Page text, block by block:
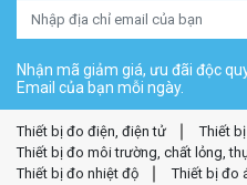
Nhận mã giảm giá, ưu đãi độc
Email của bạn mỗi ngày.
Thiết bị đo điện, điện tử
Thiết
Thiết bị đo môi trường, chất lỏng,
Thiết bị đo nhiệt độ
Thiết bị đo